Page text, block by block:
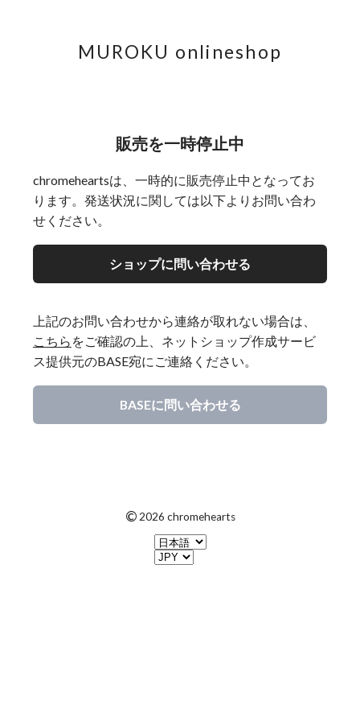
MUROKU onlineshop
販売を一時停止中
chromeheartsは、一時的に販売停止中となってお
ります。発送状況に関しては以下よりお問い合わ
せください。
ショップに問い合わせる
上記のお問い合わせから連絡が取れない場合は、
こちら をご確認の上、ネットショップ作成サービ
ス提供元のBASE宛にご連絡ください。
BASEに問い合わせる
© 2026 chromehearts